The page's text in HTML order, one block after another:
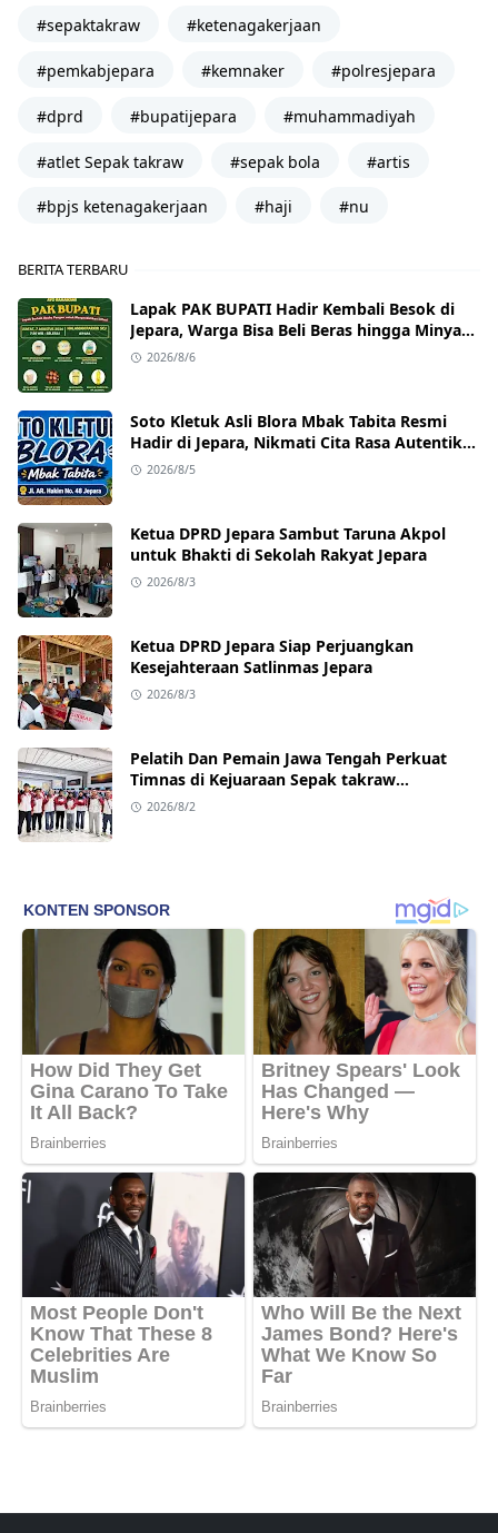
#sepaktakraw #ketenagakerjaan
#pemkabjepara #kemnaker #polresjepara
#dprd #bupatijepara #muhammadiyah
#atlet Sepak takraw #sepak bola #artis
#bpjs ketenagakerjaan #haji #nu
BERITA TERBARU
Lapak PAK BUPATI Hadir Kembali Besok di
Jepara, Warga Bisa Beli Beras hingga Minyak
Goreng dengan Harga Terjangkau
2026/8/6
Soto Kletuk Asli Blora Mbak Tabita Resmi
Hadir di Jepara, Nikmati Cita Rasa Autentik
Mulai Rp10 Ribu
2026/8/5
Ketua DPRD Jepara Sambut Taruna Akpol
untuk Bhakti di Sekolah Rakyat Jepara
2026/8/3
Ketua DPRD Jepara Siap Perjuangkan
Kesejahteraan Satlinmas Jepara
2026/8/3
Pelatih Dan Pemain Jawa Tengah Perkuat
Timnas di Kejuaraan Sepak takraw
Internasional
2026/8/2